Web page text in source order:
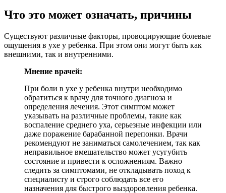
Что это может означать, причины
Существуют различные факторы, провоцирующие болевые
ощущения в ухе у ребенка. При этом они могут быть как
внешними, так и внутренними.
Мнение врачей:
При боли в ухе у ребенка внутри необходимо
обратиться к врачу для точного диагноза и
определения лечения. Этот симптом может
указывать на различные проблемы, такие как
воспаление среднего уха, серьезные инфекции или
даже поражение барабанной перепонки. Врачи
рекомендуют не заниматься самолечением, так как
неправильное вмешательство может усугубить
состояние и привести к осложнениям. Важно
следить за симптомами, не откладывать поход к
специалисту и строго соблюдать все его
назначения для быстрого выздоровления ребенка.